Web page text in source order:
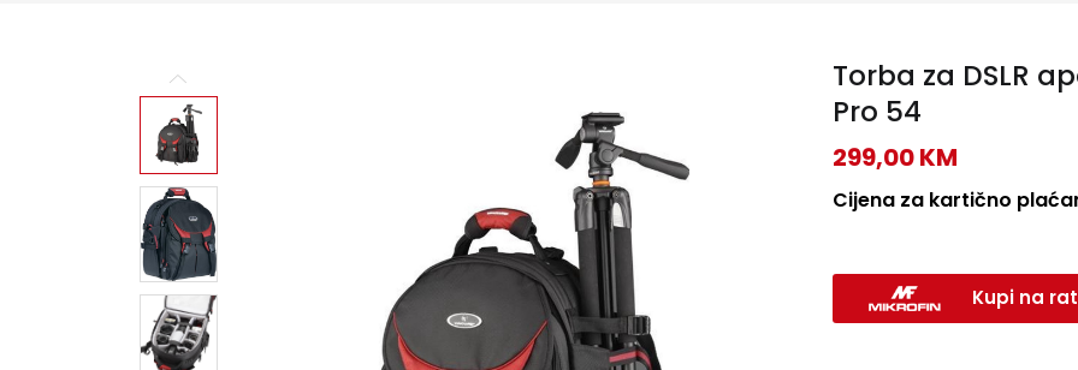
Torba za DSLR
Pro 54
299,00KM
Cijena za kartično
Kupi na